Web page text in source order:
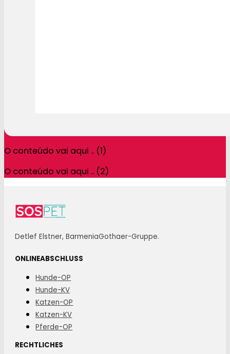
O conteúdo vai aqui .. (1)
O conteúdo vai aqui .. (2)
Detlef Elstner, BarmeniaGothaer-Gruppe.
ONLINEABSCHLUSS
Hunde-OP
Hunde-KV
Katzen-OP
Katzen-KV
Pferde-OP
RECHTLICHES